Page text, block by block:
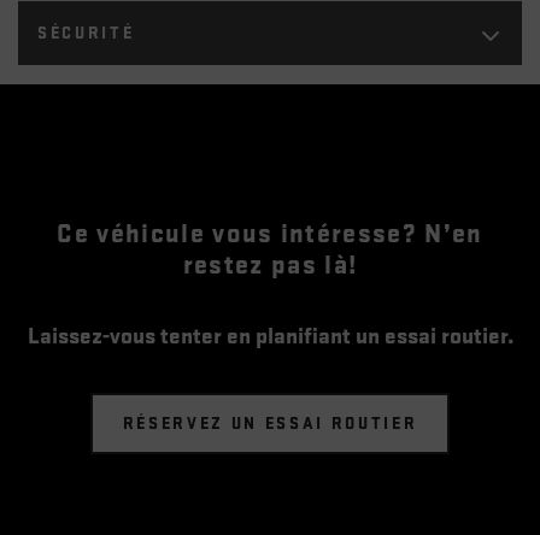
SÉCURITÉ
Ce véhicule vous intéresse? N’en
restez pas là!
Laissez-vous tenter en planifiant un essai routier.
RÉSERVEZ UN ESSAI ROUTIER